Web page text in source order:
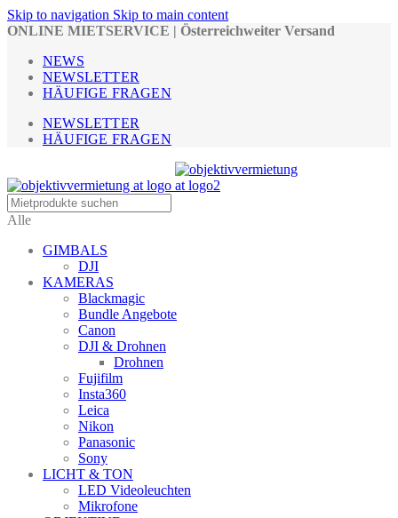
Skip to navigation Skip to main content
ONLINE MIETSERVICE | Österreichweiter Versand
NEWS
NEWSLETTER
HÄUFIGE FRAGEN
NEWSLETTER
HÄUFIGE FRAGEN
Alle
GIMBALS
DJI
KAMERAS
Blackmagic
Bundle Angebote
Canon
DJI & Drohnen
Drohnen
Fujifilm
Insta360
Leica
Nikon
Panasonic
Sony
LICHT & TON
LED Videoleuchten
Mikrofone